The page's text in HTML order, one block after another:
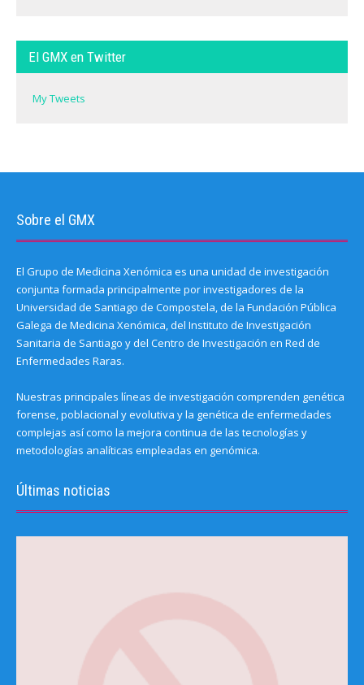
El GMX en Twitter
My Tweets
Sobre el GMX
El Grupo de Medicina Xenómica es una unidad de investigación
conjunta formada principalmente por investigadores de la
Universidad de Santiago de Compostela, de la Fundación Pública
Galega de Medicina Xenómica, del Instituto de Investigación
Sanitaria de Santiago y del Centro de Investigación en Red de
Enfermedades Raras.
Nuestras principales líneas de investigación comprenden genética
forense, poblacional y evolutiva y la genética de enfermedades
complejas así como la mejora continua de las tecnologías y
metodologías analíticas empleadas en genómica.
Últimas noticias